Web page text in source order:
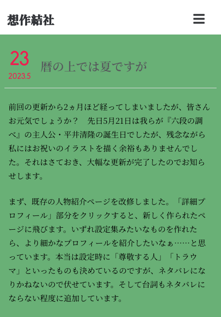
想作結社
23
2023.5
暦の上では夏ですが
前回の更新から2ヵ月ほど経ってしまいましたが、皆さん
お元気でしょうか？ 先日5月21日は我らが『六段の調
べ』の主人公・平井清隆の誕生日でしたが、残念ながら
私にはお祝いのイラストを描く余裕もありませんでし
た。それはさておき、大幅な更新が完了したのでお知ら
せします。
まず、既存の人物紹介ページを改修しました。「詳細プ
ロフィール」部分をクリックすると、新しく作られたペ
ージに飛びます。いずれ設定集みたいなものを作れた
ら、より細かなプロフィールを紹介したいなぁ……と思
っています。本当は設定時に「尊敬する人」「トラウ
マ」といったものも決めているのですが、ネタバレにな
りかねないので伏せています。そして台詞もネタバレに
ならない程度に追加しています。